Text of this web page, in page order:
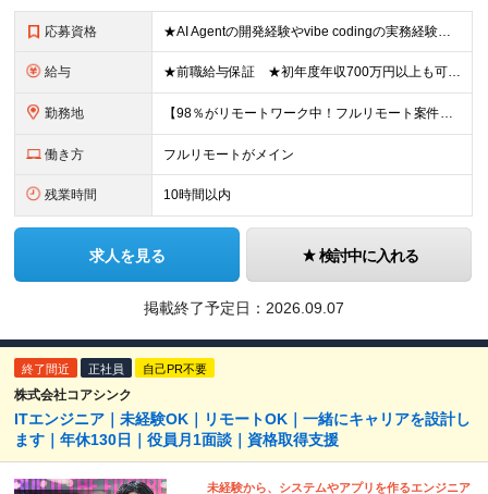
応募資格 ★AI Agentの開発経験やvibe codingの実務経験は不問！ ■開発エンジニアとしての実務経験をお持ちの方 ■AI Agentの仕組みを理解している、またはClaude Code、Code
給与 ★前職給与保証 ★初年度年収700万円以上も可能 月給34万円～75万円＋賞与年2回＋各種手当 ◎スキルや経験などを考慮。前職から給与アップをお約束します！ ◎上記月給には固定残業代30時間分(6
勤務地 【98％がリモートワーク中！フルリモート案件も豊富】 秋葉原オフィス、福岡オフィス、 リモートワークまたは全国のプロジェクト先にて勤務となります ※転勤はありません ＜本社＞ 東京都台東区台東4-
働き方 フルリモートがメイン
残業時間 10時間以内
求人を見る 検討中に入れる
掲載終了予定日： 2026.09.07
終了間近 正社員 自己PR不要
株式会社コアシンク
ITエンジニア｜未経験OK｜リモートOK｜一緒にキャリアを設計し
ます｜年休130日｜役員月1面談｜資格取得支援
未経験から、システムやアプリを作るエンジニア